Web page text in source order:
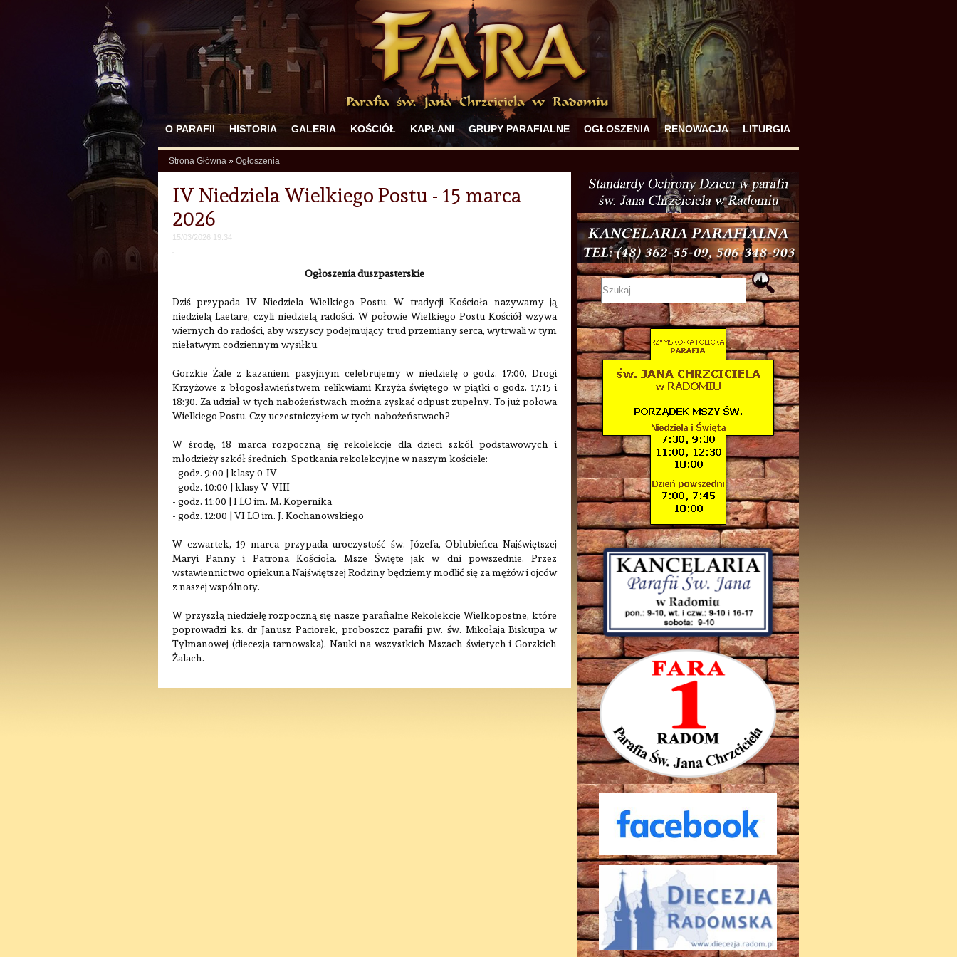
O PARAFII HISTORIA GALERIA KOŚCIÓŁ KAPŁANI GRUPY PARAFIALNE OGŁOSZENIA RENOWACJA LITURGIA
Strona Główna » Ogłoszenia
IV Niedziela Wielkiego Postu - 15 marca
2026
15/03/2026 19:34
Ogłoszenia duszpasterskie
Dziś przypada IV Niedziela Wielkiego Postu. W tradycji Kościoła nazywamy ją
niedzielą Laetare, czyli niedzielą radości. W połowie Wielkiego Postu Kościół wzywa
wiernych do radości, aby wszyscy podejmujący trud przemiany serca, wytrwali w tym
niełatwym codziennym wysiłku.
Gorzkie Żale z kazaniem pasyjnym celebrujemy w niedzielę o godz. 17:00, Drogi
Krzyżowe z błogosławieństwem relikwiami Krzyża świętego w piątki o godz. 17:15 i
18:30. Za udział w tych nabożeństwach można zyskać odpust zupełny. To już połowa
Wielkiego Postu. Czy uczestniczyłem w tych nabożeństwach?
W środę, 18 marca rozpoczną się rekolekcje dla dzieci szkół podstawowych i
młodzieży szkół średnich. Spotkania rekolekcyjne w naszym kościele:
- godz. 9:00 | klasy 0-IV
- godz. 10:00 | klasy V-VIII
- godz. 11:00 | I LO im. M. Kopernika
- godz. 12:00 | VI LO im. J. Kochanowskiego
W czwartek, 19 marca przypada uroczystość św. Józefa, Oblubieńca Najświętszej
Maryi Panny i Patrona Kościoła. Msze Święte jak w dni powszednie. Przez
wstawiennictwo opiekuna Najświętszej Rodziny będziemy modlić się za mężów i ojców
z naszej wspólnoty.
W przyszłą niedzielę rozpoczną się nasze parafialne Rekolekcje Wielkopostne, które
poprowadzi ks. dr Janusz Paciorek, proboszcz parafii pw. św. Mikołaja Biskupa w
Tylmanowej (diecezja tarnowska). Nauki na wszystkich Mszach świętych i Gorzkich
Żalach.